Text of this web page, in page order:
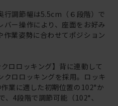
行調節幅は5.5cm（６段階）で
ー操作により、座面をお好み
業姿勢に合わせてポジション
ロロッキング】背に連動して
ロロッキングを採用。ロッキ
業に適した初期位置の102°か
、4段階で調節可能（102°、